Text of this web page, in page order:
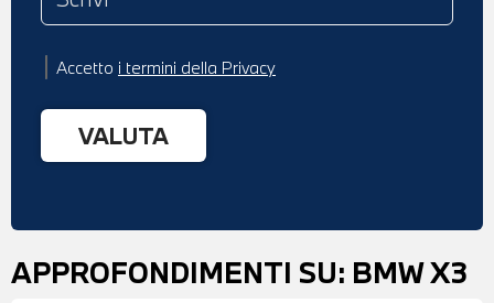
Accetto i termini della Privacy
APPROFONDIMENTI SU: BMW X3